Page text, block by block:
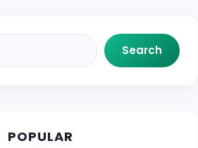
Search
POPULAR